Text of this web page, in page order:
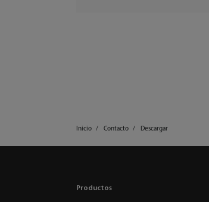
Inicio Contacto Descargar
Productos